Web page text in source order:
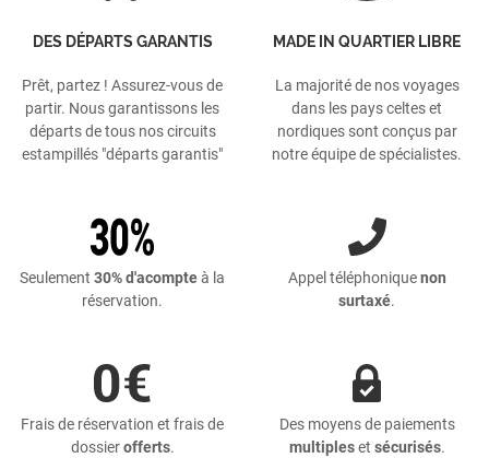
DES DÉPARTS GARANTIS
Prêt, partez ! Assurez-vous de
partir. Nous garantissons les
départs de tous nos circuits
estampillés "départs garantis"
MADE IN QUARTIER LIBRE
La majorité de nos voyages
dans les pays celtes et
nordiques sont conçus par
notre équipe de spécialistes.
Seulement 30% d'acompteà la
réservation.
Appel téléphoniquenon
surtaxé.
Frais de réservation et frais de
dossierofferts.
Des moyens de paiements
multipleset sécurisés.